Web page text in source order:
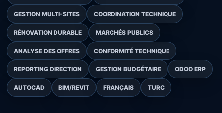
GESTION MULTI-SITES COORDINATION TECHNIQUE
RÉNOVATION DURABLE MARCHÉS PUBLICS
ANALYSE DES OFFRES CONFORMITÉ TECHNIQUE
REPORTING DIRECTION GESTION BUDGÉTAIRE ODOO ERP
AUTOCAD BIM/REVIT FRANÇAIS TURC